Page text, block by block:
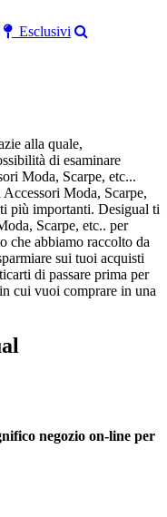
Esclusivi
alla quale,
di esaminare
Moda, Scarpe, etc...
Moda, Scarpe,
più importanti. Desigual ti
Scarpe, etc.. per
che abbiamo raccolto da
sui tuoi acquisti
di passare prima per
cui vuoi comprare in una
negozio on-line per